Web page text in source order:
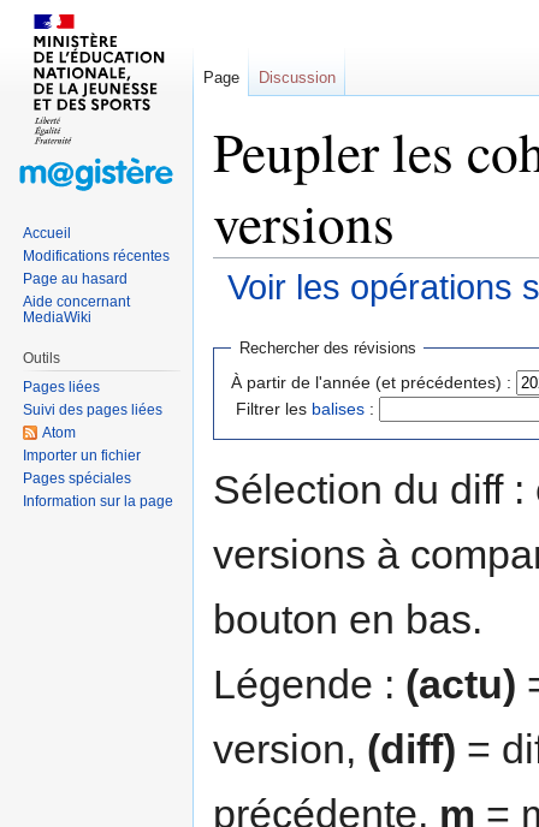
Peupler les
versions
Voir les opérations
Sauter
navigation
Sauter
recherche
Rechercher des révisions
À partir de l'année (et précédentes) :
Filtrer les balises :
Sélection du diff
versions à
bouton en bas.
Légende : (actu)
version, (diff) =
précédente, m =
Page Discussion
Accueil
Modifications récentes
Page au hasard
Aide concernant
MediaWiki
Outils
Pages liées
Suivi des pages liées
Atom
Importer un fichier
Pages spéciales
Information sur la page